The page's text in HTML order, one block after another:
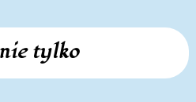
tylko